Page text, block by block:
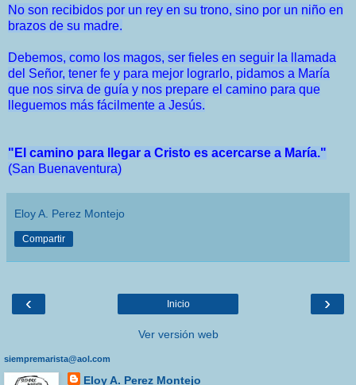
No son recibidos por un rey en su trono, sino por un niño en
brazos de su madre.
Debemos, como los magos, ser fieles en seguir la llamada
del Señor, tener fe y para mejor lograrlo, pidamos a María
que nos sirva de guía y nos prepare el camino para que
lleguemos más fácilmente a Jesús.
" El camino para llegar a Cristo es acercarse a María."
(San Buenaventura)
Eloy A. Perez Montejo
Compartir
‹ ›
Inicio
Ver versión web
siempremarista@aol.com
Eloy A. Perez Montejo